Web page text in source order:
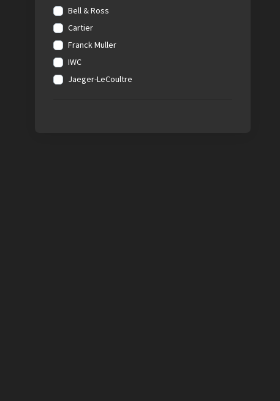
Bell & Ross
Cartier
Franck Muller
IWC
Jaeger-LeCoultre